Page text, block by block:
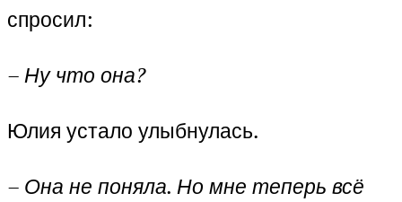
спросил:
– Ну что она?
Юлия устало улыбнулась.
– Она не поняла. Но мне теперь всё